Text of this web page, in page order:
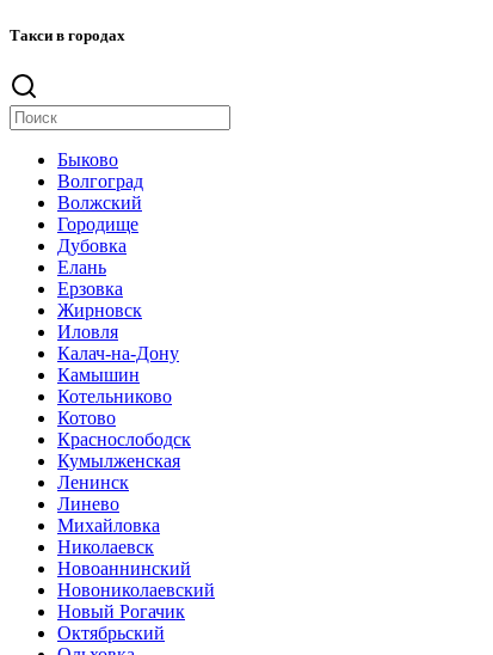
Такси в городах
Быково
Волгоград
Волжский
Городище
Дубовка
Елань
Ерзовка
Жирновск
Иловля
Калач-на-Дону
Камышин
Котельниково
Котово
Краснослободск
Кумылженская
Ленинск
Линево
Михайловка
Николаевск
Новоаннинский
Новониколаевский
Новый Рогачик
Октябрьский